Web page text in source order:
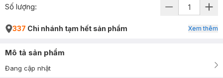
Số lượng:
337 Chi nhánh tạm hết sản phẩm Xem thêm
Mô tả sản phẩm
Đang cập nhật